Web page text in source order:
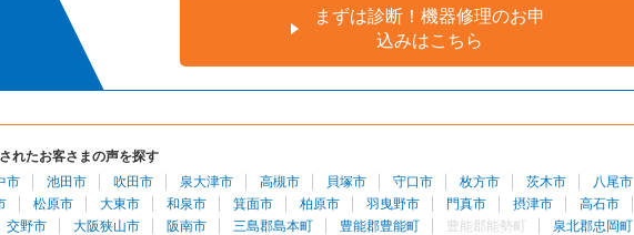
まずは診断！機器修理のお申
込みはこちら
れたお客さまの声を探す
市
池田市 吹田市 泉大津市 高槻市 貝塚市 守口市 枚方市 茨木市 八尾市
松原市 大東市 和泉市 箕面市 柏原市 羽曳野市 門真市 摂津市 高石市
交野市
大阪狭山市 阪南市 三島郡島本町 豊能郡豊能町 豊能郡能勢町
泉北郡忠岡町